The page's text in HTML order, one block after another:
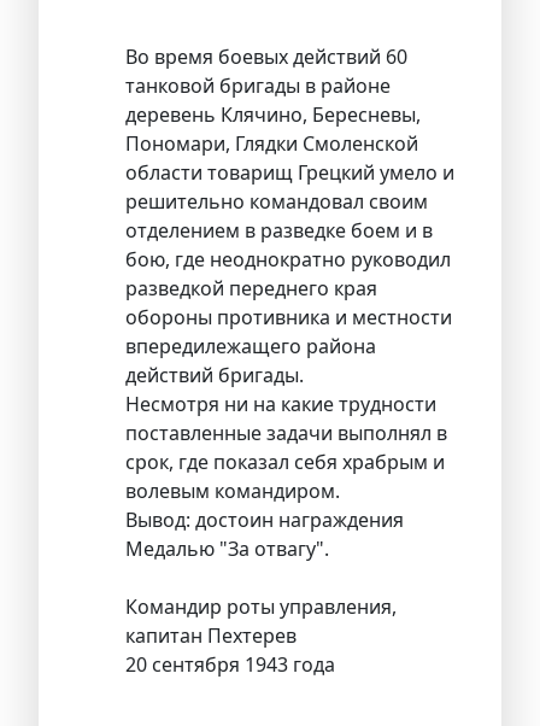
Во время боевых действий 60
танковой бригады в районе
деревень Клячино, Бересневы,
Пономари, Глядки Смоленской
области товарищ Грецкий умело и
решительно командовал своим
отделением в разведке боем и в
бою, где неоднократно руководил
разведкой переднего края
обороны противника и местности
впередилежащего района
действий бригады.
Несмотря ни на какие трудности
поставленные задачи выполнял в
срок, где показал себя храбрым и
волевым командиром.
Вывод: достоин награждения
Медалью "За отвагу".
Командир роты управления,
капитан Пехтерев
20 сентября 1943 года